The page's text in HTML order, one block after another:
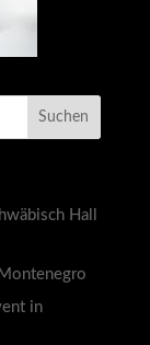
Hall
in